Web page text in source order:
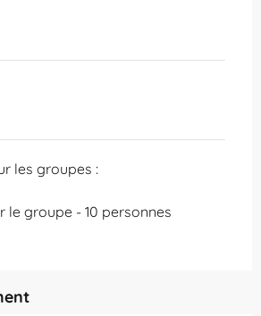
les groupes :
le groupe - 10 personnes